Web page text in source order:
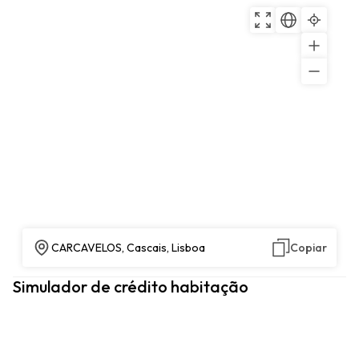
CARCAVELOS, Cascais, Lisboa Copiar
Simulador de crédito habitação